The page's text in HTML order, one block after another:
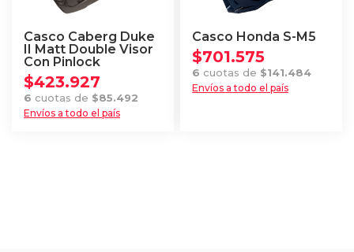
pueden
elegir
en
la
página
de
pueden
elegir
en
la
página
Casco Caberg Duke
II Matt Double Visor
Con Pinlock
Envíos a todo el país
$423.927
6 cuotas de $85.492
Casco Honda S-M5
Envíos a todo el país
$701.575
6 cuotas de $141.484